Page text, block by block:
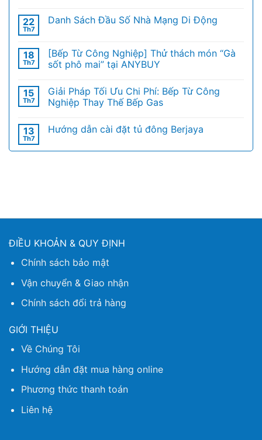
22
Th7
Danh Sách Đầu Số Nhà Mạng Di Động
18
Th7
[Bếp Từ Công Nghiệp] Thử thách món “Gà
sốt phô mai” tại ANYBUY
15
Th7
Giải Pháp Tối Ưu Chi Phí: Bếp Từ Công
Nghiệp Thay Thế Bếp Gas
13
Th7
Hướng dẫn cài đặt tủ đông Berjaya
ĐIỀU KHOẢN & QUY ĐỊNH
Chính sách bảo mật
Vận chuyển & Giao nhận
Chính sách đổi trả hàng
GIỚI THIỆU
Về Chúng Tôi
Hướng dẫn đặt mua hàng online
Phương thức thanh toán
Liên hệ